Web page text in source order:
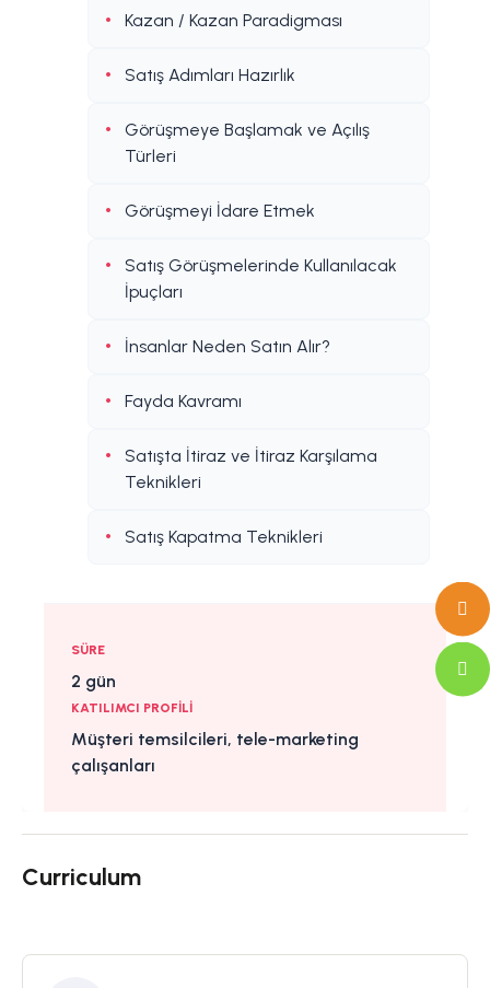
Kazan / Kazan Paradigması
Satış Adımları Hazırlık
Görüşmeye Başlamak ve Açılış
Türleri
Görüşmeyi İdare Etmek
Satış Görüşmelerinde Kullanılacak
İpuçları
İnsanlar Neden Satın Alır?
Fayda Kavramı
Satışta İtiraz ve İtiraz Karşılama
Teknikleri
Satış Kapatma Teknikleri
SÜRE
2 gün
KATILIMCI PROFILI
Müşteri temsilcileri, tele-marketing
çalışanları
Curriculum